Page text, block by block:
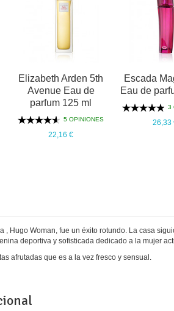
Elizabeth Arden 5th
Avenue Eau de
parfum 125 ml
5 OPINIONES
22,16 €
Escada
Eau de
3
26,33
, Hugo Woman, fue un éxito rotundo. La casa
deportiva y sofisticada dedicado a la mujer
afrutadas que es a la vez fresco y sensual.